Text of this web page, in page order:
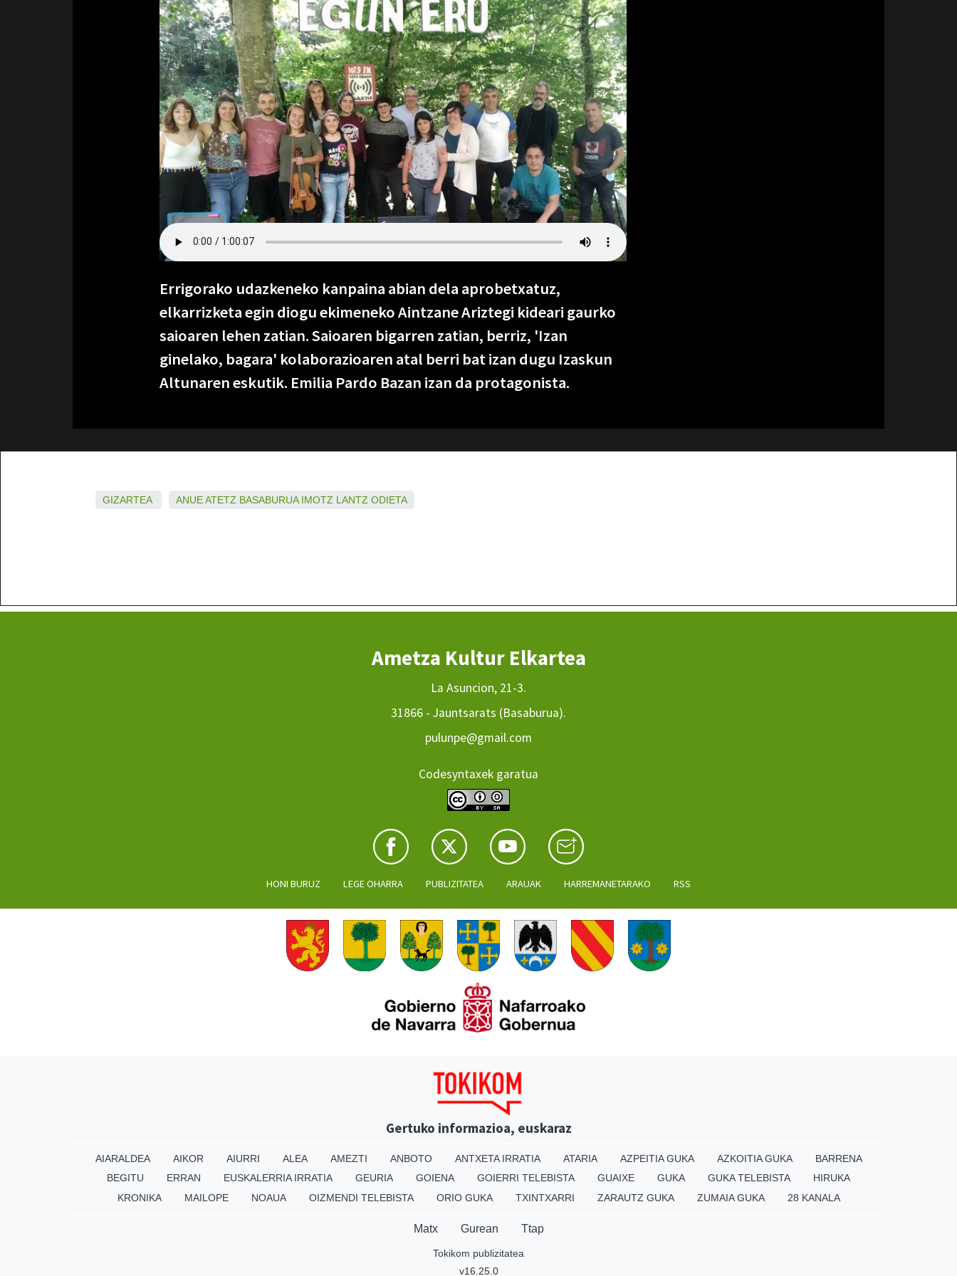
Errigorako udazkeneko kanpaina abian dela aprobetxatuz,
elkarrizketa egin diogu ekimeneko Aintzane Ariztegi kideari gaurko
saioaren lehen zatian. Saioaren bigarren zatian, berriz, 'Izan
ginelako, bagara' kolaborazioaren atal berri bat izan dugu Izaskun
Altunaren eskutik. Emilia Pardo Bazan izan da protagonista.
GIZARTEA ANUEATETZ BASABURUA IMOTZ LANTZ ODIETA
Ametza Kultur Elkartea
La Asuncion, 21-3.
31866 - Jauntsarats (Basaburua).
pulunpe@gmail.com
Codesyntaxek garatua
HONI BURUZ LEGE OHARRA PUBLIZITATEA ARAUAK HARREMANETARAKO RSS
Gertuko informazioa, euskaraz
AIARALDEA AIKOR AIURRI ALEA AMEZTI ANBOTO ANTXETA IRRATIA ATARIA AZPEITIA GUKA AZKOITIA GUKA
BARRENA
BEGITU
ERRAN EUSKALERRIA IRRATIA GEURIA GOIENA GOIERRI TELEBISTA GUAIXE GUKA GUKA TELEBISTA
HIRUKA
KRONIKA
MAILOPE NOAUA OIZMENDI TELEBISTA ORIO GUKA TXINTXARRI ZARAUTZ GUKA ZUMAIA GUKA 28 KANALA
Matx Gurean Ttap
Tokikom publizitatea
v16.25.0